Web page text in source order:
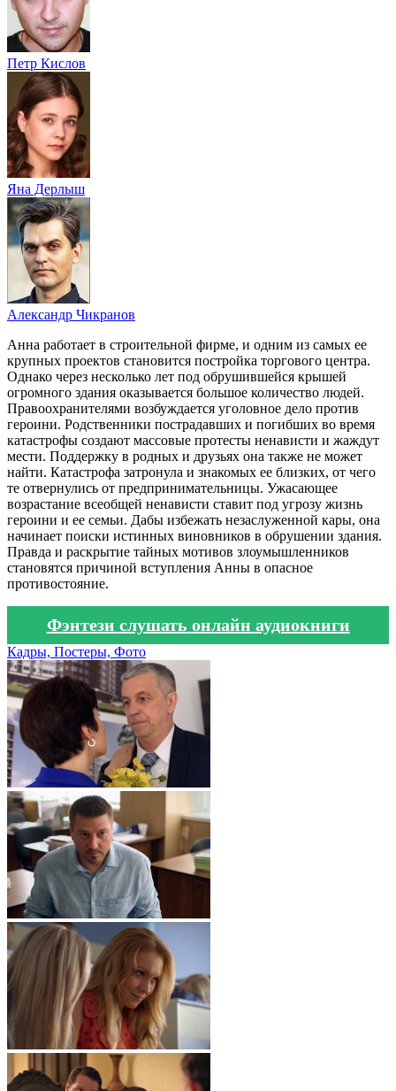
Петр Кислов
Яна Дерлыш
Александр Чикранов
Анна работает в строительной фирме, и одним из самых ее
крупных проектов становится постройка торгового центра.
Однако через несколько лет под обрушившейся крышей
огромного здания оказывается большое количество людей.
Правоохранителями возбуждается уголовное дело против
героини. Родственники пострадавших и погибших во время
катастрофы создают массовые протесты ненависти и жаждут
мести. Поддержку в родных и друзьях она также не может
найти. Катастрофа затронула и знакомых ее близких, от чего
те отвернулись от предпринимательницы. Ужасающее
возрастание всеобщей ненависти ставит под угрозу жизнь
героини и ее семьи. Дабы избежать незаслуженной кары, она
начинает поиски истинных виновников в обрушении здания.
Правда и раскрытие тайных мотивов злоумышленников
становятся причиной вступления Анны в опасное
противостояние.
Фэнтези слушать онлайн аудиокниги
Кадры, Постеры, Фото